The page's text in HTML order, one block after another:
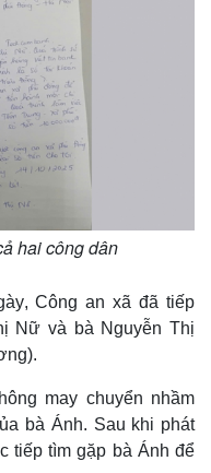
hai công dân
Công an xã đã tiếp
Nữ và bà Nguyễn Thị
may chuyển nhầm
bà Ánh. Sau khi phát
tiếp tìm gặp bà Ánh để